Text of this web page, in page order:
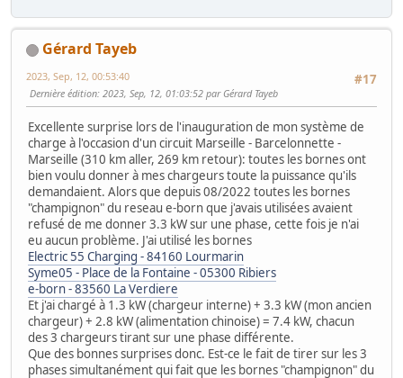
Gérard Tayeb
#17
2023, Sep, 12, 00:53:40
Dernière édition: 2023, Sep, 12, 01:03:52 par Gérard Tayeb
Excellente surprise lors de l'inauguration de mon système de
charge à l'occasion d'un circuit Marseille - Barcelonnette -
Marseille (310 km aller, 269 km retour): toutes les bornes ont
bien voulu donner à mes chargeurs toute la puissance qu'ils
demandaient. Alors que depuis 08/2022 toutes les bornes
"champignon" du reseau e-born que j'avais utilisées avaient
refusé de me donner 3.3 kW sur une phase, cette fois je n'ai
eu aucun problème. J'ai utilisé les bornes
Electric 55 Charging - 84160 Lourmarin
Syme05 - Place de la Fontaine - 05300 Ribiers
e-born - 83560 La Verdiere
Et j'ai chargé à 1.3 kW (chargeur interne) + 3.3 kW (mon ancien
chargeur) + 2.8 kW (alimentation chinoise) = 7.4 kW, chacun
des 3 chargeurs tirant sur une phase différente.
Que des bonnes surprises donc. Est-ce le fait de tirer sur les 3
phases simultanément qui fait que les bornes "champignon" du